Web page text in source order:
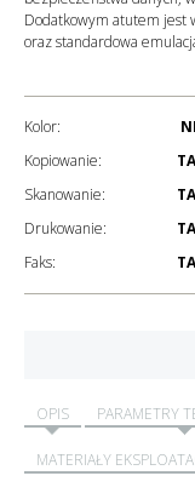
Dodatkowym atutem jest
oraz standardowa
Kolor:
Kopiowanie:
Skanowanie:
Drukowanie:
Faks:
OPIS PARAMETRY
MATERIAŁY